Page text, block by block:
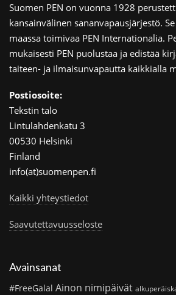
Suomen PEN on vuonna 1928
kansainvälinen sananvapausjärjestö.
maassa toimivaa PEN Internationalia.
mukaisesti PEN puolustaa ja edistää
taiteen- ja ilmaisunvapautta kaikkialla
Postiosoite:
Tekstin talo
Lintulahdenkatu 3
00530 Helsinki
Finland
info(at)suomenpen.fi
Kaikki yhteystiedot
Saavutettavuusseloste
Avainsanat
#FreeGalal Ainon nimipäivät